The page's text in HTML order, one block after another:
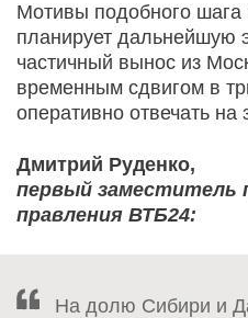
Мотивы подобного
планирует дальнейшую
частичный вынос из
временным сдвигом в
оперативно отвечать на
Дмитрий Руденко,
первый заместитель
правления ВТБ24:
На долю Сибири и